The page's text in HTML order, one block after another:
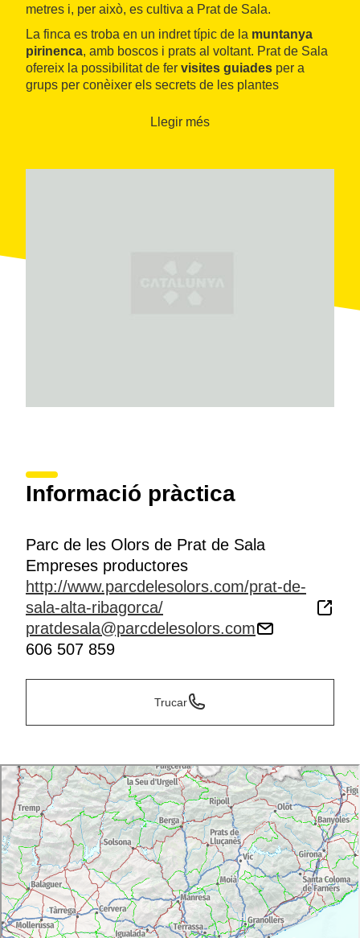
metres i, per això, es cultiva a Prat de Sala.
La finca es troba en un indret típic de la muntanya
pirinenca, amb boscos i prats al voltant. Prat de Sala
ofereix la possibilitat de fer visites guiades per a
grups per conèixer els secrets de les plantes
escolars de totes les edats, però també hi ha xerrades
Llegir més
Informació pràctica
Parc de les Olors de Prat de Sala
Empreses productores
http://www.parcdelesolors.com/prat-de-
sala-alta-ribagorca/
pratdesala@parcdelesolors.com
606 507 859
Trucar